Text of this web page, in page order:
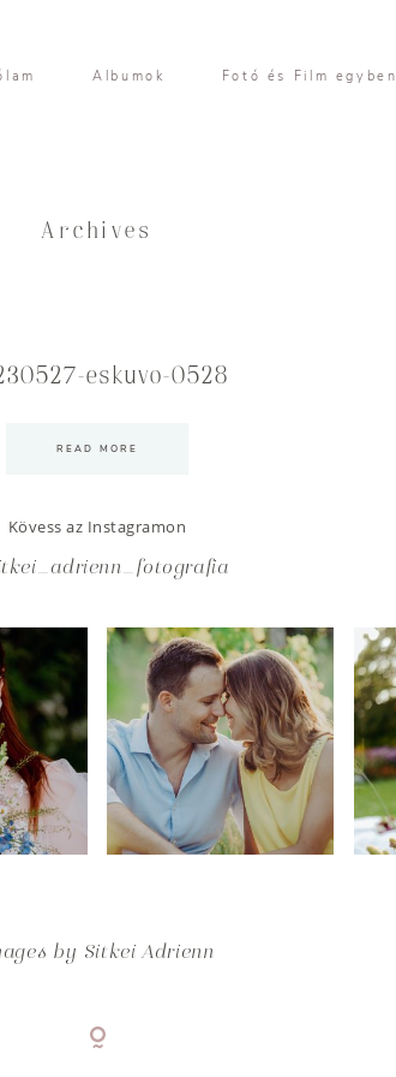
Albumok Fotó és Film egyben
Archives
eskuvo-0528
READ MORE
Kövess az Instagramon
by Sitkei Adrienn